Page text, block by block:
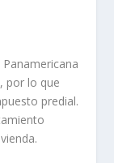
por lo que
predial.